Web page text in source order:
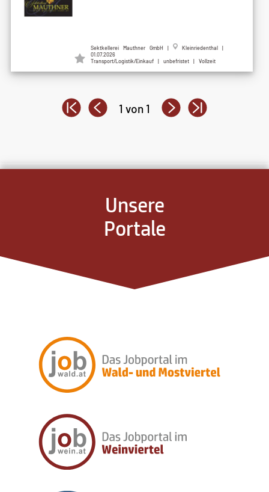
Sektkellerei Mauthner GmbH |
Kleinriedenthal |
01.07.2026
Transport/Logistik/Einkauf | unbefristet | Vollzeit
1 von 1
Unsere
Portale